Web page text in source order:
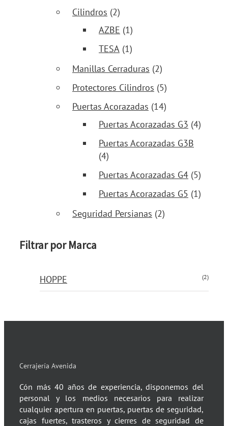
Cilindros (2)
AZBE (1)
TESA (1)
Manillas Cerraduras (2)
Protectores Cilindros (5)
Puertas Acorazadas (14)
Puertas Acorazadas G3 (4)
Puertas Acorazadas G3B
(4)
Puertas Acorazadas G4 (5)
Puertas Acorazadas G5 (1)
Seguridad Persianas (2)
Filtrar por Marca
HOPPE (2)
Cerrajería Avenida
Cón más 40 años de experiencia, disponemos del
personal y los medios necesarios para realizar
cualquier apertura en puertas, puertas de seguridad,
cajas fuertes, trasteros y cierres de seguridad de